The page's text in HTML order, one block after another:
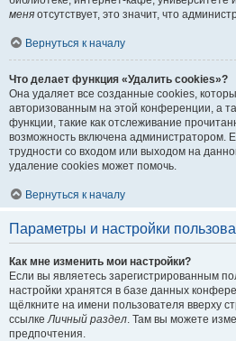
меня отсутствует, это значит, что
Вернуться к началу
Что делает функция «Удалить cookies»?
Она удаляет все созданные cookies,
авторизованным на этой конференции, а
функции, такие как отслеживание
возможность включена администратором.
трудности со входом или выходом на
удаление cookies может помочь.
Вернуться к началу
Параметры и настройки
Как мне изменить мои настройки?
Если вы являетесь зарегистрированным
настройки хранятся в базе данных
щёлкните на имени пользователя вверху
ссылкеЛичный раздел. Там вы можете
предпочтения.